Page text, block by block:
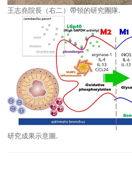
王志堯院長（右二）帶領的研究團隊.
研究成果示意圖.